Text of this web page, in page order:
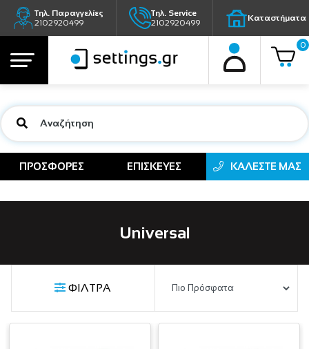
Τηλ. Παραγγελίες
2102920499
Τηλ. Service
2102920499
Καταστήματα
0
ΠΡΟΣΦΟΡΕΣ ΕΠΙΣΚΕΥΕΣ ΚΑΛΕΣΤΕ ΜΑΣ
Universal
ΦΙΛΤΡΑ